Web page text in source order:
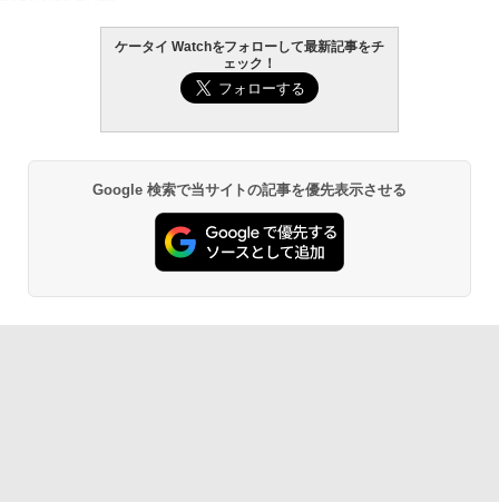
ケータイ Watchをフォローして最新記事をチ
ェック！
Google 検索で当サイトの記事を優先表示させる